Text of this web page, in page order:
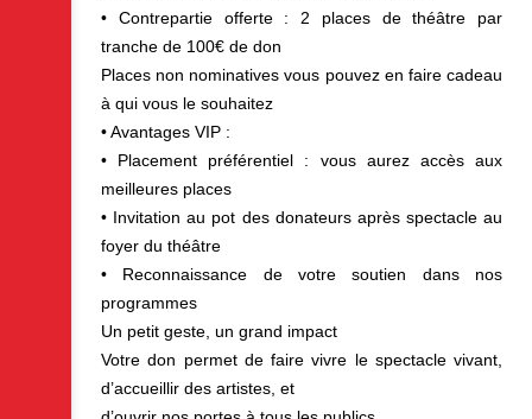
• Contrepartie offerte : 2 places de théâtre par
tranche de 100€ de don
Places non nominatives vous pouvez en faire cadeau
à qui vous le souhaitez
• Avantages VIP :
• Placement préférentiel : vous aurez accès aux
meilleures places
• Invitation au pot des donateurs après spectacle au
foyer du théâtre
• Reconnaissance de votre soutien dans nos
programmes
Un petit geste, un grand impact
Votre don permet de faire vivre le spectacle vivant,
d’accueillir des artistes, et